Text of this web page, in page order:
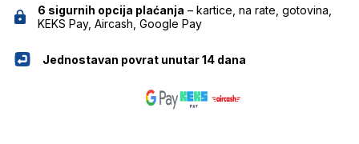
6 sigurnih opcija plaćanja – kartice, na rate, gotovina,
KEKS Pay, Aircash, Google Pay
Jednostavan povrat unutar 14 dana